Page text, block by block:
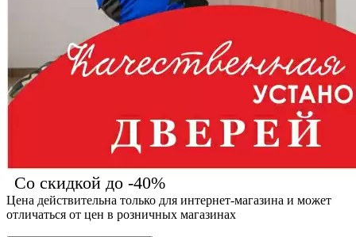
Со скидкой до -40%
Цена действительна только для интернет-магазина и может
отличаться от цен в розничных магазинах